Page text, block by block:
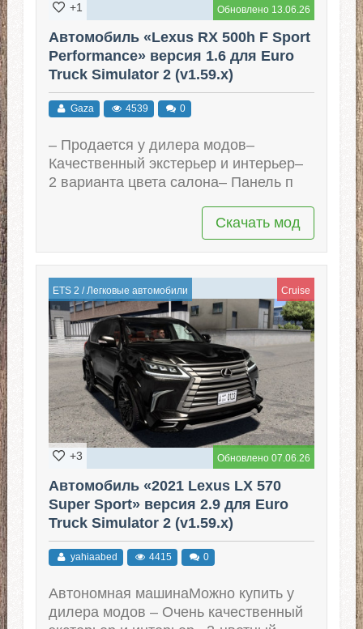
Обновлено 13.06.26
+1
Автомобиль «Lexus RX 500h F Sport
Performance» версия 1.6 для Euro
Truck Simulator 2 (v1.59.x)
Gaza 4539 0
– Продается у дилера модов–
Качественный экстерьер и интерьер–
2 варианта цвета салона– Панель п
Скачать мод
ETS 2 / Легковые автомобили Cruise
Обновлено 07.06.26
+3
Автомобиль «2021 Lexus LX 570
Super Sport» версия 2.9 для Euro
Truck Simulator 2 (v1.59.x)
yahiaabed 4415 0
Автономная машинаМожно купить у
дилера модов – Очень качественный